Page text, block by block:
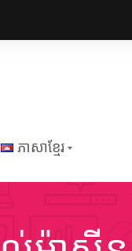
ភាសាខ្មែរ
Tiếng Việt